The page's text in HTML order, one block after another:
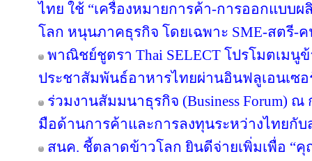
ไทย ใช้ “เครื่องหมายการค้า-การออกแบบ
โลก หนุนภาคธุรกิจ โดยเฉพาะ SME-สตรี-
พาณิชย์ชูตรา Thai SELECT โปรโมตเมนู
ประชาสัมพันธ์อาหารไทยผ่านอินฟลูเอนเซ
ร่วมงานสัมมนาธุรกิจ (Business Forum)
มือด้านการค้าและการลงทุนระหว่างไทยกั
สนค. ชี้ตลาดข้าวโลก ยินดีจ่ายเพิ่มเพื่อ “